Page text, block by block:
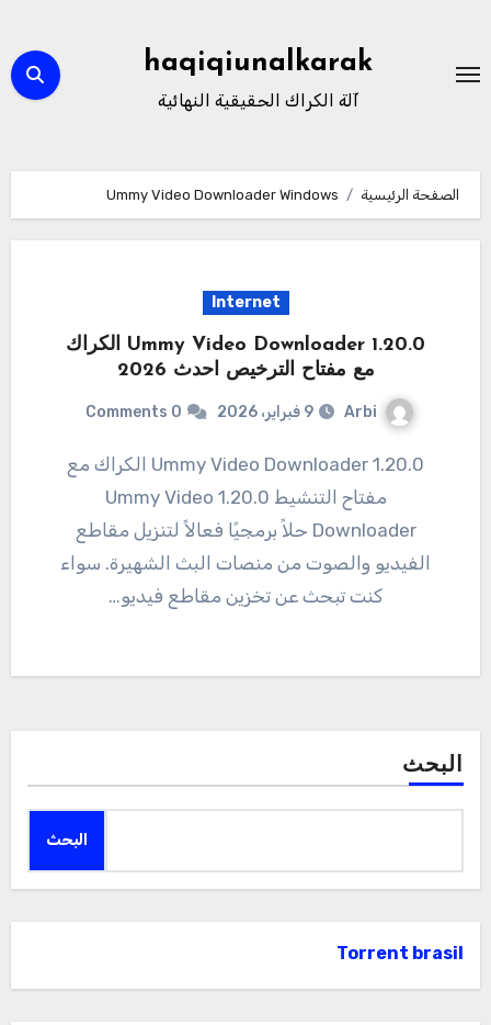
المحتوى
haqiqiunalkarak
آلة الكراك الحقيقية النهائية
الصفحة الرئيسية Ummy Video Downloader Windows
Internet
Ummy Video Downloader 1.20.0 الكراك
مع مفتاح الترخيص احدث 2026
Arbi 9 فبراير، 2026 0 Comments
1.20.0 Ummy Video Downloader الكراك مع
مفتاح التنشيط 1.20.0 Ummy Video
Downloader حلاً برمجيًا فعالاً لتنزيل مقاطع
الفيديو والصوت من منصات البث الشهيرة. سواء
كنت تبحث عن تخزين مقاطع فيديو…
البحث
البحث
Torrent brasil